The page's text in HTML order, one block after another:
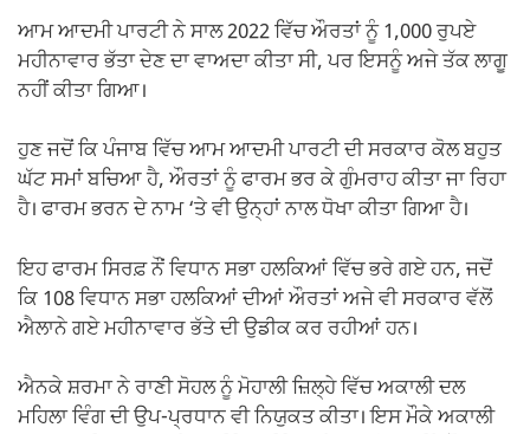
ਆਮ ਆਦਮੀ ਪਾਰਟੀ ਨੇ ਸਾਲ 2022 ਵਿੱਚ ਔਰਤਾਂ ਨੂੰ 1,000 ਰੁਪਏ
ਮਹੀਨਾਵਾਰ ਭੱਤਾ ਦੇਣ ਦਾ ਵਾਅਦਾ ਕੀਤਾ ਸੀ, ਪਰ ਇਸਨੂੰ ਅਜੇ ਤੱਕ ਲਾਗੂ
ਨਹੀਂ ਕੀਤਾ ਗਿਆ।
ਹੁਣ ਜਦੋਂ ਕਿ ਪੰਜਾਬ ਵਿੱਚ ਆਮ ਆਦਮੀ ਪਾਰਟੀ ਦੀ ਸਰਕਾਰ ਕੋਲ ਬਹੁਤ
ਘੱਟ ਸਮਾਂ ਬਚਿਆ ਹੈ, ਔਰਤਾਂ ਨੂੰ ਫਾਰਮ ਭਰ ਕੇ ਗੁੰਮਰਾਹ ਕੀਤਾ ਜਾ ਰਿਹਾ
ਹੈ। ਫਾਰਮ ਭਰਨ ਦੇ ਨਾਮ ‘ਤੇ ਵੀ ਉਨ੍ਹਾਂ ਨਾਲ ਧੋਖਾ ਕੀਤਾ ਗਿਆ ਹੈ।
ਇਹ ਫਾਰਮ ਸਿਰਫ਼ ਨੌਂ ਵਿਧਾਨ ਸਭਾ ਹਲਕਿਆਂ ਵਿੱਚ ਭਰੇ ਗਏ ਹਨ, ਜਦੋਂ
ਕਿ 108 ਵਿਧਾਨ ਸਭਾ ਹਲਕਿਆਂ ਦੀਆਂ ਔਰਤਾਂ ਅਜੇ ਵੀ ਸਰਕਾਰ ਵੱਲੋਂ
ਐਲਾਨੇ ਗਏ ਮਹੀਨਾਵਾਰ ਭੱਤੇ ਦੀ ਉਡੀਕ ਕਰ ਰਹੀਆਂ ਹਨ।
ਐਨਕੇ ਸ਼ਰਮਾ ਨੇ ਰਾਣੀ ਸੋਹਲ ਨੂੰ ਮੋਹਾਲੀ ਜ਼ਿਲ੍ਹੇ ਵਿੱਚ ਅਕਾਲੀ ਦਲ
ਮਹਿਲਾ ਵਿੰਗ ਦੀ ਉਪ-ਪ੍ਰਧਾਨ ਵੀ ਨਿਯੁਕਤ ਕੀਤਾ। ਇਸ ਮੌਕੇ ਅਕਾਲੀ